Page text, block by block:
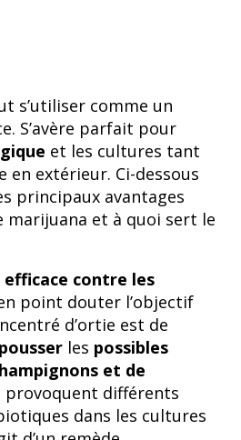
s’utiliser comme un
S’avère parfait pour
et les cultures tant
en extérieur. Ci-dessous
principaux avantages
marijuana et à quoi sert le
contre les
point douter l’objectif
d’ortie est de
les possibles
et de
provoquent différents
dans les cultures